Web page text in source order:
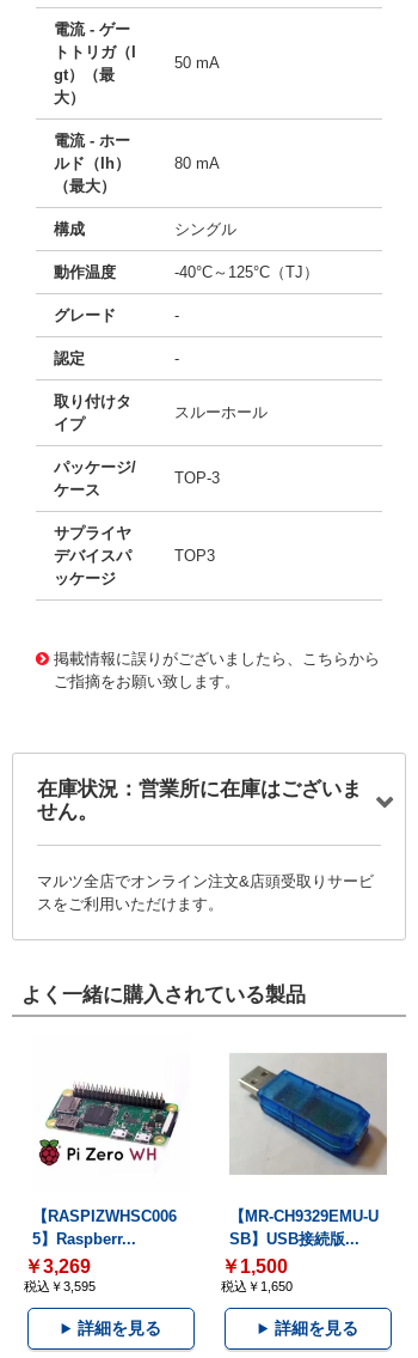
電流 - ゲー
トトリガ（I
gt）（最
大）
50 mA
電流 - ホー
ルド（Ih）
（最大）
80 mA
構成 シングル
動作温度 -40°C～125°C（TJ）
グレード -
認定 -
取り付けタ
イプ
スルーホール
パッケージ/
ケース
TOP-3
サプライヤ
デバイスパ
ッケージ
TOP3
掲載情報に誤りがございましたら、こちらから
ご指摘をお願い致します。
在庫状況：営業所に在庫はございま
せん。
マルツ全店でオンライン注文&店頭受取りサービ
スをご利用いただけます。
よく一緒に購入されている製品
【RASPIZWHSC006
5】Raspberr...
￥3,269
税込￥3,595
詳細を見る
【MR-CH9329EMU-U
SB】USB接続版...
￥1,500
税込￥1,650
詳細を見る